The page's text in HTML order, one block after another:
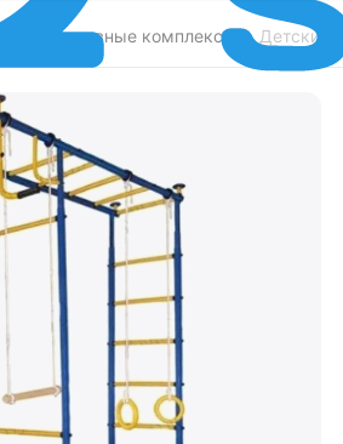
Спортивные комплексы / Детский